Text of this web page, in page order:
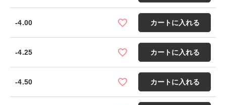
-4.00 カートに入れる
-4.25 カートに入れる
-4.50 カートに入れる